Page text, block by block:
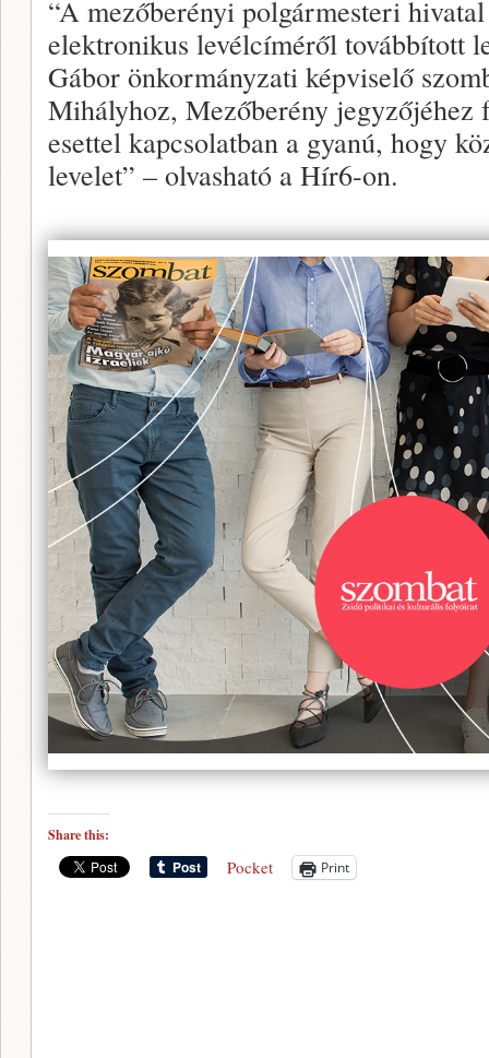
“A mezőberényi polgármesteri
elektronikus levélcíméről továbbított
Gábor önkormányzati képviselő
Mihályhoz, Mezőberény
esettel kapcsolatban a gyanú, hogy
levelet” – olvasható a Hír6-on.
Share this:
Pocket Print